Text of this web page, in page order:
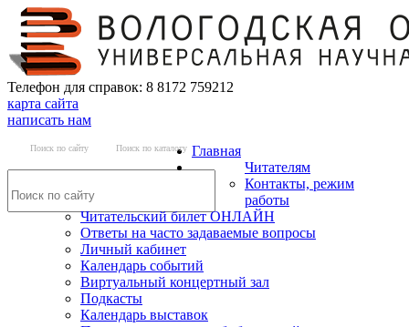
Телефон для справок: 8 8172 759212
карта сайта
написать нам
Поиск по сайту Поиск по каталогу Главная
Читателям
Контакты, режим
работы
Читательский билет ОНЛАЙН
Ответы на часто задаваемые вопросы
Личный кабинет
Календарь событий
Виртуальный концертный зал
Подкасты
Календарь выставок